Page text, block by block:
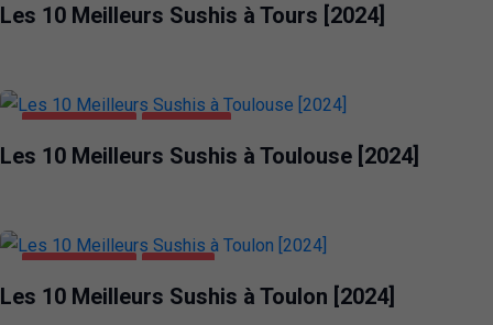
Les 10 Meilleurs Sushis à Tours [2024]
Les 10 Meilleurs Sushis à Toulouse [2024]
Les 10 Meilleurs Sushis à Toulon [2024]